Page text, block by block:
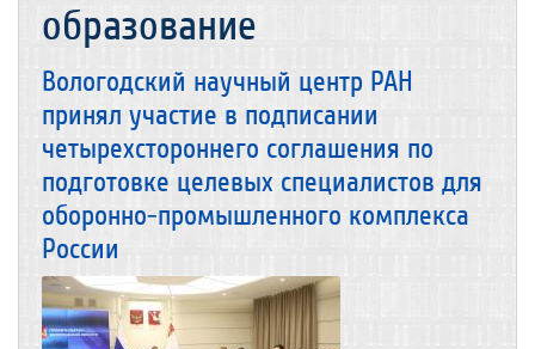
образование
Вологодский научный центр РАН
принял участие в подписании
четырехстороннего соглашения по
подготовке целевых специалистов для
оборонно-промышленного комплекса
России